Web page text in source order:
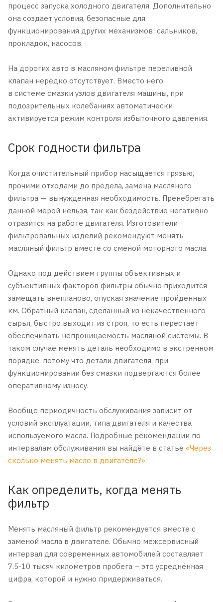
процесс запуска холодного двигателя. Дополнительно
она создает условия, безопасные для
функционирования других механизмов: сальников,
прокладок, насосов.
На дорогих авто в масляном фильтре переливной
клапан нередко отсутствует. Вместо него
в системе смазки узлов двигателя машины, при
подозрительных колебаниях автоматически
активируется режим контроля избыточного давления.
Срок годности фильтра
Когда очистительный прибор насыщается грязью,
прочими отходами до предела, замена масляного
фильтра — вынужденная необходимость. Пренебрегать
данной мерой нельзя, так как бездействие негативно
отразится на работе двигателя. Изготовители
фильтровальных изделий рекомендуют менять
масляный фильтр вместе со сменой моторного масла.
Однако под действием группы объективных и
субъективных факторов фильтры обычно приходится
замещать внепланово, опуская значение пройденных
км. Обратный клапан, сделанный из некачественного
сырья, быстро выходит из строя, то есть перестает
обеспечивать непроницаемость масляной системы. В
таком случае менять деталь необходимо в экстренном
порядке, потому что детали двигателя, при
функционировании без смазки подвергаются более
оперативному износу.
Вообще периодичность обслуживания зависит от
условий эксплуатации, типа двигателя и качества
используемого масла. Подробные рекомендации по
интервалам обслуживания вы найдёте в статье «Через
сколько менять масло в двигателе?».
Как определить, когда менять
фильтр
Менять масляный фильтр рекомендуется вместе с
заменой масла в двигателе. Обычно межсервисный
интервал для современных автомобилей составляет
7.5-10 тысяч километров пробега – это усреднённая
цифра, которой и нужно придерживаться.